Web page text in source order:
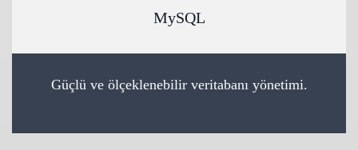
MySQL
Güçlü ve ölçeklenebilir veritabanı yönetimi.